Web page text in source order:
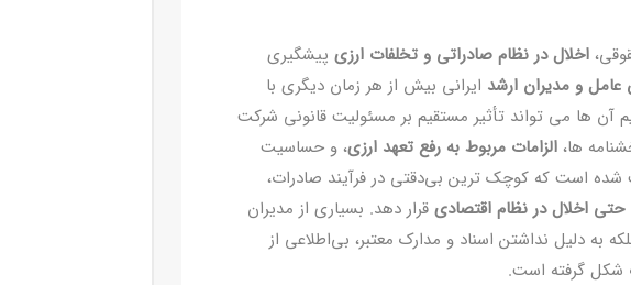
اخلال در نظام صادراتی و تخلفات ارزی پیشگیری
عامل و مدیران ارشد ایرانی بیش از هر زمان دیگری با
‌ها می‌ تواند تأثیر مستقیم بر مسئولیت قانونی شرکت
‌ها، الزامات مربوط به رفع تعهد ارزی، و حساسیت
شده است که کوچک ‌ترین بی‌دقتی در فرآیند صادرات،
حتی اخلال در نظام اقتصادی قرار دهد. بسیاری از مدیران
به دلیل نداشتن اسناد و مدارک معتبر، بی‌اطلاعی از
شکل گرفته است.